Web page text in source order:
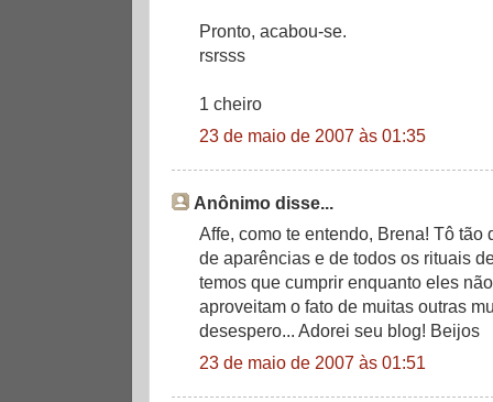
Pronto, acabou-se.
rsrsss
1 cheiro
23 de maio de 2007 às 01:35
Anônimo disse...
Affe, como te entendo, Brena! Tô
de aparências e de todos os rituais
temos que cumprir enquanto eles
aproveitam o fato de muitas outras
desespero... Adorei seu blog! Beijos
23 de maio de 2007 às 01:51